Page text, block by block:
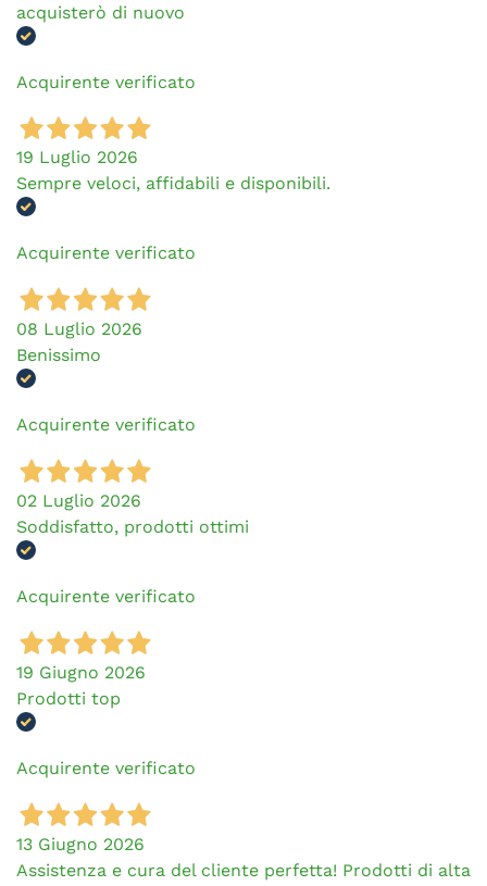
acquisterò di nuovo
Acquirente verificato
19 Luglio 2026
Sempre veloci, affidabili e disponibili.
Acquirente verificato
08 Luglio 2026
Benissimo
Acquirente verificato
02 Luglio 2026
Soddisfatto, prodotti ottimi
Acquirente verificato
19 Giugno 2026
Prodotti top
Acquirente verificato
13 Giugno 2026
Assistenza e cura del cliente perfetta! Prodotti di alta